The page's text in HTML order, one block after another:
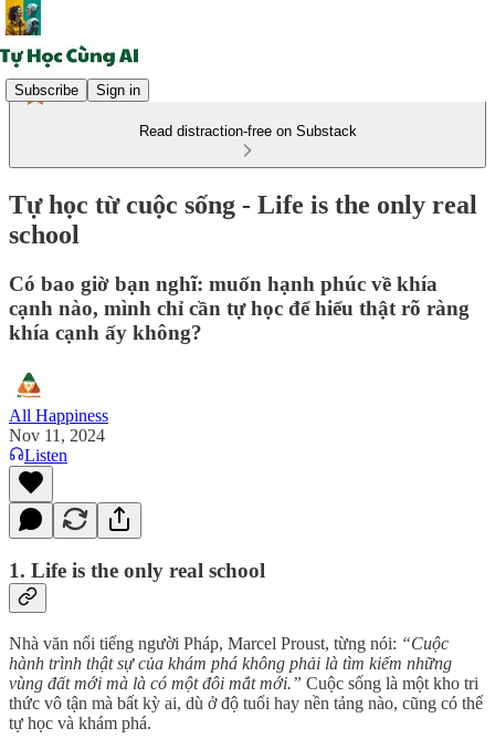
Subscribe Sign in
Read distraction-free on Substack
Tự học từ cuộc sống - Life is the only real
school
Có bao giờ bạn nghĩ: muốn hạnh phúc về khía
cạnh nào, mình chỉ cần tự học để hiểu thật rõ ràng
khía cạnh ấy không?
All Happiness
Nov 11, 2024
Listen
1. Life is the only real school
Nhà văn nổi tiếng người Pháp, Marcel Proust, từng nói: “Cuộc
hành trình thật sự của khám phá không phải là tìm kiếm những
vùng đất mới mà là có một đôi mắt mới.” Cuộc sống là một kho tri
thức vô tận mà bất kỳ ai, dù ở độ tuổi hay nền tảng nào, cũng có thể
tự học và khám phá.